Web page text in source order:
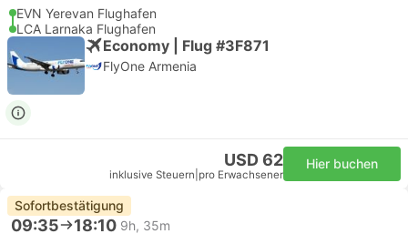
EVN Yerevan Flughafen
LCA Larnaka Flughafen
Economy | Flug #3F871
FlyOne Armenia
USD 62
inklusive Steuern pro Erwachsener
Hier buchen
Sofortbestätigung
09:35 18:10 9h, 35m